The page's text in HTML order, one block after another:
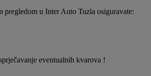
pregledom u Inter Auto Tuzla osiguravate:
eventualnih kvarova !